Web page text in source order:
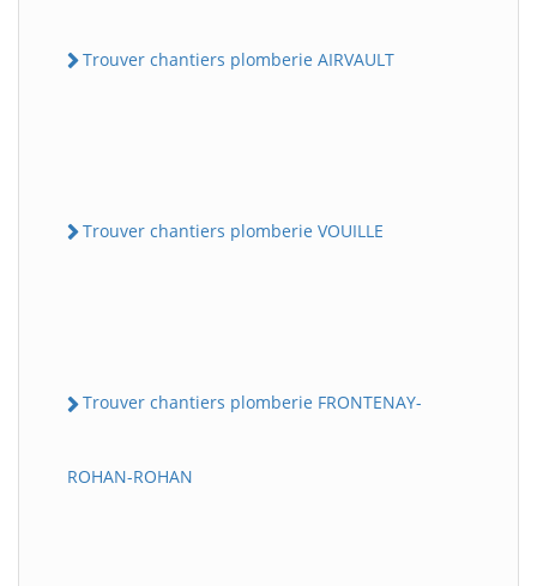
Trouver chantiers plomberie AIRVAULT
Trouver chantiers plomberie VOUILLE
Trouver chantiers plomberie FRONTENAY-
ROHAN-ROHAN